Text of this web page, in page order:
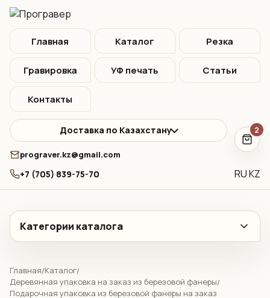
Главная Каталог Резка
Гравировка УФ печать Статьи
Контакты
Доставка по Казахстану
prograver.kz@gmail.com
+7 (705) 839-75-70 RUKZ
2
Категории каталога
Главная/Каталог/
Деревянная упаковка на заказ из березовой фанеры/
Подарочная упаковка из березовой фанеры на заказ